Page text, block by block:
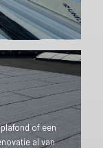
of een
al van